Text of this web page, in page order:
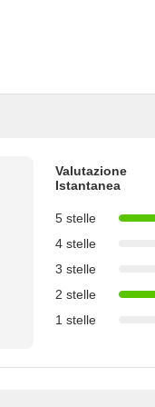
Valutazione
Istantanea
5 stelle
4 stelle
3 stelle
2 stelle
1 stelle